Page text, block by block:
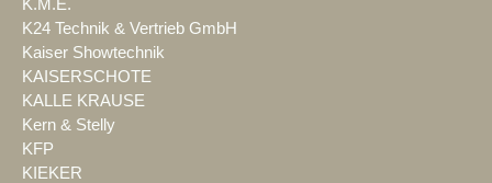
K.M.E.
K24 Technik & Vertrieb GmbH
Kaiser Showtechnik
KAISERSCHOTE
KALLE KRAUSE
Kern & Stelly
KFP
KIEKER